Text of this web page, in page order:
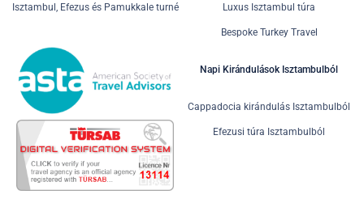
Isztambul, Efezus és Pamukkale turné Luxus Isztambul túra
Bespoke Turkey Travel
Napi Kirándulások Isztambulból
Cappadocia kirándulás Isztambulból
Efezusi túra Isztambulból